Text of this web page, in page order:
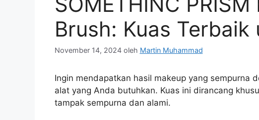
Brush: Kuas
November 14, 2024 oleh Martin Muhammad
Ingin mendapatkan hasil makeup yang sempurna
alat yang Anda butuhkan. Kuas ini dirancang
tampak sempurna dan alami.